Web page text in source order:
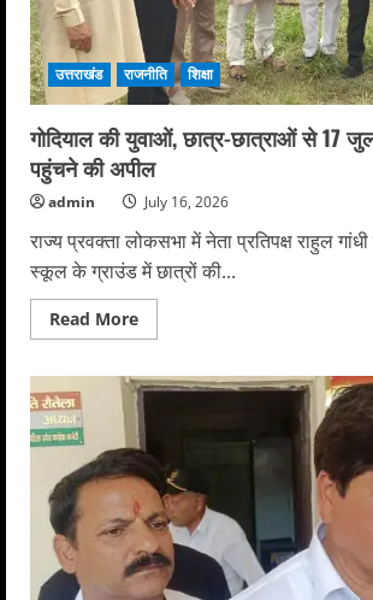
उत्तराखंड राजनीति शिक्षा
गोदियाल की युवाओं, छात्र-छात्राओं से 17
पहुंचने की अपील
admin July 16, 2026
राज्य प्रवक्ता लोकसभा में नेता प्रतिपक्ष राहुल
स्कूल के ग्राउंड में छात्रों की...
Read MoreRead
more
की
युवाओं,
छात्र-
छात्राओं
से
17
जुलाई
को
बन्नू
स्कूल
पहुंचने
की
अपील